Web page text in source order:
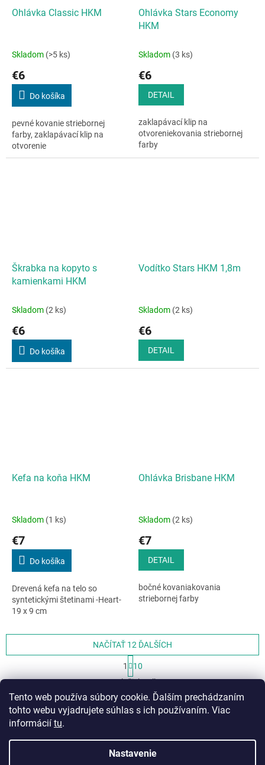
Tento web používa súbory cookie. Ďalším prechádzaním
tohto webu vyjadrujete súhlas s ich používaním. Viac
informácií tu.
Nastavenie
Ohlávka Classic HKM
Skladom (>5 ks)
€6
Do košíka
pevné kovanie striebornej
farby, zaklapávací klip na
otvorenie
Ohlávka Stars Economy
HKM
Skladom (3 ks)
€6
DETAIL
zaklapávací klip na
otvoreniekovania striebornej
farby
Škrabka na kopyto s
kamienkami HKM
Skladom (2 ks)
€6
Do košíka
Vodítko Stars HKM 1,8m
Skladom (2 ks)
€6
DETAIL
Kefa na koňa HKM
Skladom (1 ks)
€7
Do košíka
Drevená kefa na telo so
syntetickými štetinami -Heart-
19 x 9 cm
Ohlávka Brisbane HKM
Skladom (2 ks)
€7
DETAIL
bočné kovaniakovania
striebornej farby
O
l
á
c
i
NAČÍTAŤ 12 ĎALŠÍCH
t
r
n
k
a
n
1
10
119položiek celkom
HORE
Vytvoril Shoptet